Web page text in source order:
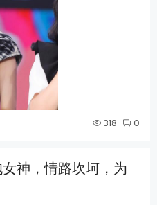
318 0
神，情路坎坷，为